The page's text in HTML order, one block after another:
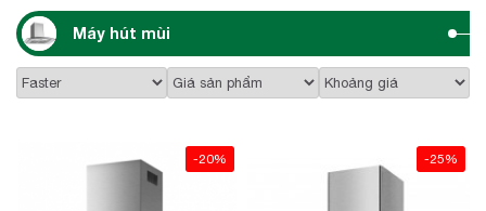
Máy hút mùi
-20% -25%